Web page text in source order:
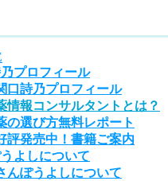
プロフィール
口詩乃プロフィール
情報コンサルタントとは？
の選び方無料レポート
評発売中！書籍ご案内
よしについて
んぽうよしについて